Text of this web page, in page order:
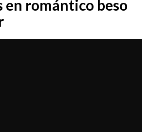
EMISIÓN 7:00 PM
11:30 PM
en romántico beso